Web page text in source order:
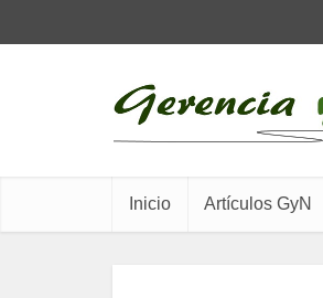
Inicio Artículos GyN